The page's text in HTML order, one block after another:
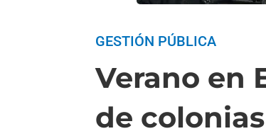
GESTIÓN PÚBLICA
Verano en
de